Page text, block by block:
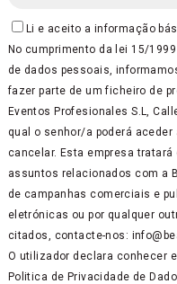
Li e aceito a informação
No cumprimento da lei 15/
de dados pessoais,
fazer parte de um ficheiro de
Eventos Profesionales S.L,
qual o senhor/a poderá
cancelar. Esta empresa
assuntos relacionados com a
de campanhas comerciais e
eletrónicas ou por qualquer
citados, contacte-nos:
O utilizador declara conhecer
Politica de Privacidade de